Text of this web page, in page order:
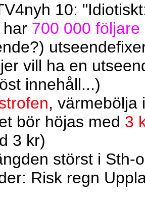
10:
har 700 000 följare
vill ha en
innehåll...)
, värmebölja
bör höjas med 3
3 kr)
störst i Sth-
Risk regn